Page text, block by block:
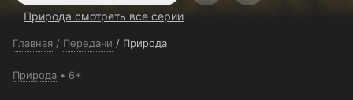
Природа смотреть все серии
Главная / Передачи / Природа
Природа 6+